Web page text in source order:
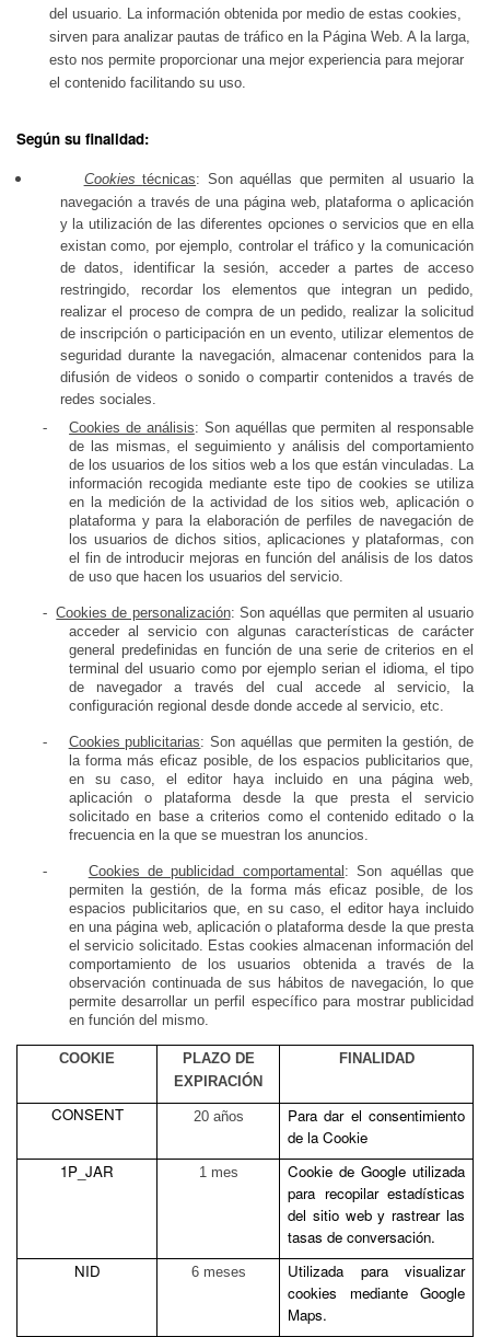
del usuario. La información obtenida por medio de estas cookies,
sirven para analizar pautas de tráfico en la Página Web. A la larga,
esto nos permite proporcionar una mejor experiencia para mejorar
el contenido facilitando su uso.
Según su finalidad:
Cookiestécnicas: Son aquéllas que permiten al usuario la
navegación a través de una página web, plataforma o aplicación
y la utilización de las diferentes opciones o servicios que en ella
existan como, por ejemplo, controlar el tráfico y la comunicación
de datos, identificar la sesión, acceder a partes de acceso
restringido, recordar los elementos que integran un pedido,
realizar el proceso de compra de un pedido, realizar la solicitud
de inscripción o participación en un evento, utilizar elementos de
seguridad durante la navegación, almacenar contenidos para la
difusión de videos o sonido o compartir contenidos a través de
redes sociales.
-
Cookies de análisis: Son aquéllas que permiten al responsable
de las mismas, el seguimiento y análisis del comportamiento
de los usuarios de los sitios web a los que están vinculadas. La
información recogida mediante este tipo de cookies se utiliza
en la medición de la actividad de los sitios web, aplicación o
plataforma y para la elaboración de perfiles de navegación de
los usuarios de dichos sitios, aplicaciones y plataformas, con
el fin de introducir mejoras en función del análisis de los datos
de uso que hacen los usuarios del servicio.
- Cookies de personalización: Son aquéllas que permiten al usuario
acceder al servicio con algunas características de carácter
general predefinidas en función de una serie de criterios en el
terminal del usuario como por ejemplo serian el idioma, el tipo
de navegador a través del cual accede al servicio, la
configuración regional desde donde accede al servicio, etc.
- Cookies publicitarias: Son aquéllas que permiten la gestión, de
la forma más eficaz posible, de los espacios publicitarios que,
en su caso, el editor haya incluido en una página web,
aplicación o plataforma desde la que presta el servicio
solicitado en base a criterios como el contenido editado o la
frecuencia en la que se muestran los anuncios.
- Cookies de publicidad comportamental : Son aquéllas que
permiten la gestión, de la forma más eficaz posible, de los
espacios publicitarios que, en su caso, el editor haya incluido
en una página web, aplicación o plataforma desde la que presta
el servicio solicitado. Estas cookies almacenan información del
comportamiento de los usuarios obtenida a través de la
observación continuada de sus hábitos de navegación, lo que
permite desarrollar un perfil específico para mostrar publicidad
en función del mismo.
COOKIE
PLAZO DE
EXPIRACIÓN
FINALIDAD
CONSENT 20 años
Para dar el consentimiento
de la Cookie
1P_JAR
1 mes
Cookie de Google utilizada
para recopilar estadísticas
del sitio web y rastrear las
tasas de conversación.
NID
6 meses
Utilizada para visualizar
cookies mediante Google
Maps.